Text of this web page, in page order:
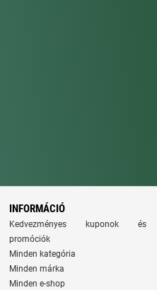
INFORMÁCIÓ
Kedvezményes kuponok és
promóciók
Minden kategória
Minden márka
Minden e-shop